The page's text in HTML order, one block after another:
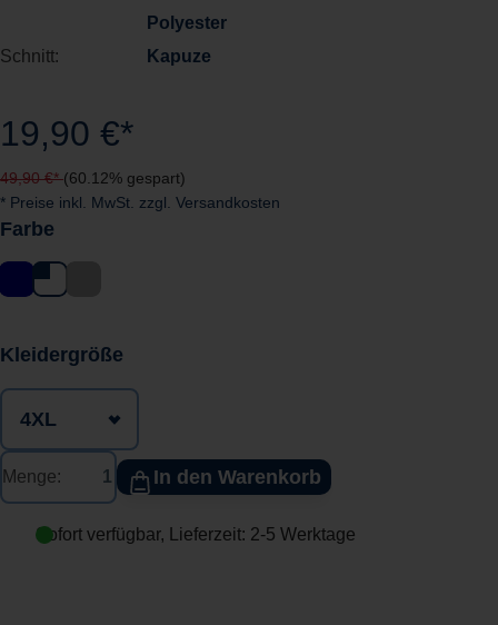
Polyester
Schnitt:
Kapuze
19,90 €*
49,90 €*(60.12% gespart)
* Preise inkl. MwSt. zzgl. Versandkosten
Farbe
Kleidergröße
Menge: In den Warenkorb
Sofort verfügbar, Lieferzeit: 2-5 Werktage